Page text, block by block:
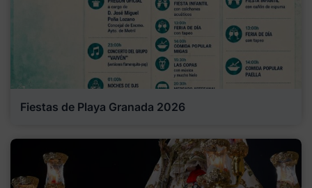
Fiestas de Playa Granada 2026